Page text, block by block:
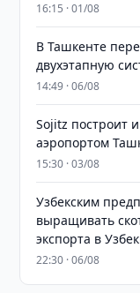
16:15 · 01/08
В Ташкенте
двухэтапную
14:49 · 06/08
Sojitz построит
аэропортом
15:30 · 03/08
Узбекским
выращивать
экспорта в
22:30 · 06/08